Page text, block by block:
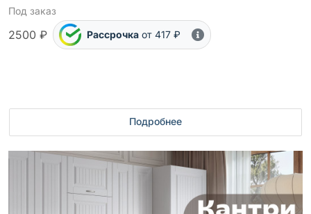
Под заказ
2500 ₽ Рассрочка от 417 ₽
Подробнее